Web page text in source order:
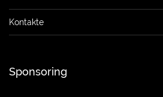
Kontakte
Sponsoring